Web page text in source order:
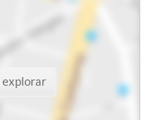
explorar